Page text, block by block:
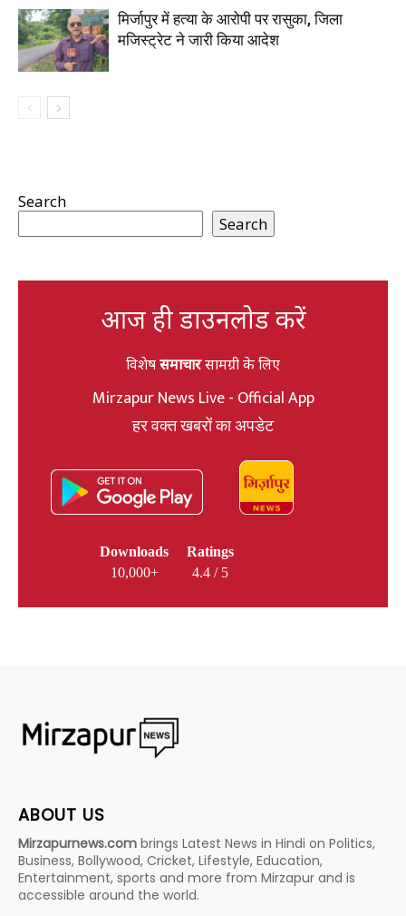
मिर्जापुर में हत्या के आरोपी पर रासुका, जिला
मजिस्ट्रेट ने जारी किया आदेश
Search
Search
आज ही डाउनलोड करें
विशेषसमाचारसामग्री के लिए
Mirzapur News Live - Official App
हर वक्त खबरों का अपडेट
Downloads
10,000+
Ratings
4.4 / 5
ABOUT US
Mirzapurnews.com brings Latest News in Hindi on Politics,
Business, Bollywood, Cricket, Lifestyle, Education,
Entertainment, sports and more from Mirzapur and is
accessible around the world.